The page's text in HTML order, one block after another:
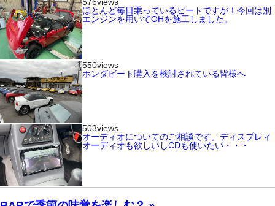
ほとんど毎日乗っているビートですが！今回は別
エンジンを用いてOHを施工しました。
550views
ホンダビート購入を検討されている皆様へ
503views
オーディオについてのご相談です。ディスプレィ
オーディオも欲しいしCDも使いたい・・・